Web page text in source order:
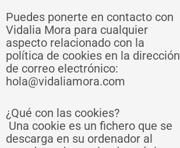
Puedes ponerte en contacto con
Vidalia Mora para cualquier
aspecto relacionado con la
política de cookies en la dirección
de correo electrónico:
hola@vidaliamora.com
¿Qué con las cookies?
Una cookie es un fichero que se
descarga en su ordenador al